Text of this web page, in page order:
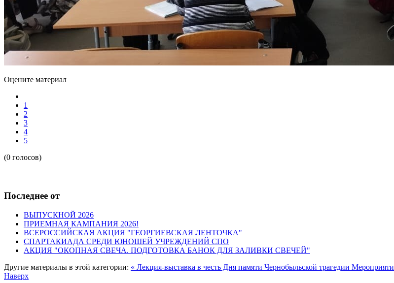
Оцените материал
1
2
3
4
5
(0 голосов)
Последнее от
ВЫПУСКНОЙ 2026
ПРИЕМНАЯ КАМПАНИЯ 2026!
ВСЕРОССИЙСКАЯ АКЦИЯ "ГЕОРГИЕВСКАЯ ЛЕНТОЧКА"
СПАРТАКИАДА СРЕДИ ЮНОШЕЙ УЧРЕЖДЕНИЙ СПО
АКЦИЯ "ОКОПНАЯ СВЕЧА. ПОДГОТОВКА БАНОК ДЛЯ ЗАЛИВКИ СВЕЧЕЙ"
Другие материалы в этой категории: « Лекция-выставка в честь Дня памяти Чернобыльской трагедии
Наверх